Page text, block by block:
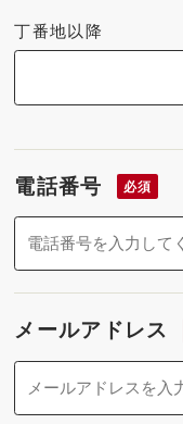
丁番地以降
電話番号 必須
メールアドレス